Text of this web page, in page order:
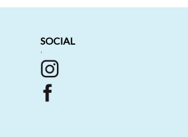
SOCIAL
'